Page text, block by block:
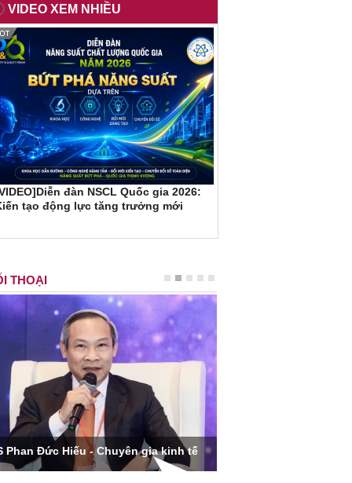
VIDEO XEM NHIỀU
đàn NSCL Quốc gia 2026:
tạo động lực tăng trưởng mới
THOẠI
Phan Đức Hiếu - Chuyên gia kinh tế